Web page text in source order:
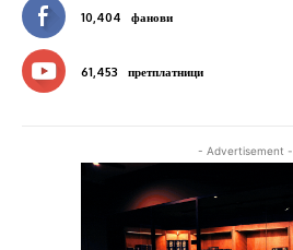
10,404 фанови
61,453 претплатници
- Advertisement -